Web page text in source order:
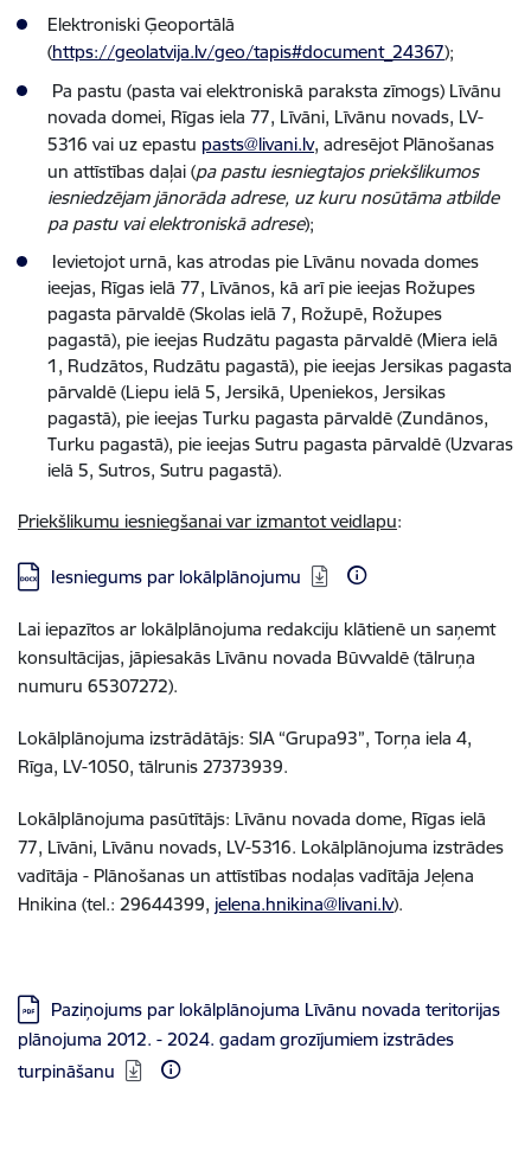
Elektroniski Ģeoportālā
(https://geolatvija.lv/geo/tapis#document_24367);
Pa pastu (pasta vai elektroniskā paraksta zīmogs) Līvānu
novada domei, Rīgas iela 77, Līvāni, Līvānu novads, LV-
5316 vai uz epastu pasts@livani.lv, adresējot Plānošanas
un attīstības daļai (pa pastu iesniegtajos priekšlikumos
iesniedzējam jānorāda adrese, uz kuru nosūtāma atbilde
pa pastu vai elektroniskā adrese);
Ievietojot urnā, kas atrodas pie Līvānu novada domes
ieejas, Rīgas ielā 77, Līvānos, kā arī pie ieejas Rožupes
pagasta pārvaldē (Skolas ielā 7, Rožupē, Rožupes
pagastā), pie ieejas Rudzātu pagasta pārvaldē (Miera ielā
1, Rudzātos, Rudzātu pagastā), pie ieejas Jersikas pagasta
pārvaldē (Liepu ielā 5, Jersikā, Upeniekos, Jersikas
pagastā), pie ieejas Turku pagasta pārvaldē (Zundānos,
Turku pagastā), pie ieejas Sutru pagasta pārvaldē (Uzvaras
ielā 5, Sutros, Sutru pagastā).
Priekšlikumu iesniegšanai var izmantot veidlapu:
Lejupielādēt:
Iesniegums par lokālplānojumu
Lai iepazītos ar lokālplānojuma redakciju klātienē un saņemt
konsultācijas, jāpiesakās Līvānu novada Būvvaldē (tālruņa
numuru 65307272).
Lokālplānojuma izstrādātājs: SIA “Grupa93”, Torņa iela 4,
Rīga, LV-1050, tālrunis 27373939.
Lokālplānojuma pasūtītājs: Līvānu novada dome, Rīgas ielā
77, Līvāni, Līvānu novads, LV-5316. Lokālplānojuma izstrādes
vadītāja - Plānošanas un attīstības nodaļas vadītāja Jeļena
Hnikina (tel.: 29644399, jelena.hnikina@livani.lv).
Lejupielādēt:
Paziņojums par lokālplānojuma Līvānu novada teritorijas
plānojuma 2012. - 2024. gadam grozījumiem izstrādes
turpināšanu